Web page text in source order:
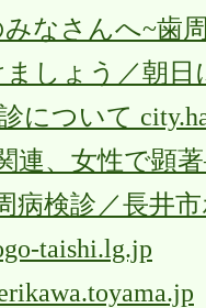
みなさんへ~歯
しょう／朝日
について
連、女性で顕
病検診／長井
taishi.lg.jp